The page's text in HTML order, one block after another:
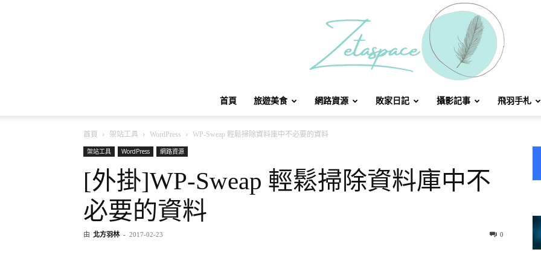
首頁 旅遊美食 網路資源 敗家日記 攝影記事 飛羽手札
首頁 架站工具 WordPress
WP-Sweap 輕鬆掃除資料庫中不必要的資料
架站工具
WordPress 網路資源
[外掛]WP-Sweap 輕鬆掃除資料庫中不
必要的資料
由 北方羽林 - 2017-02-23 0